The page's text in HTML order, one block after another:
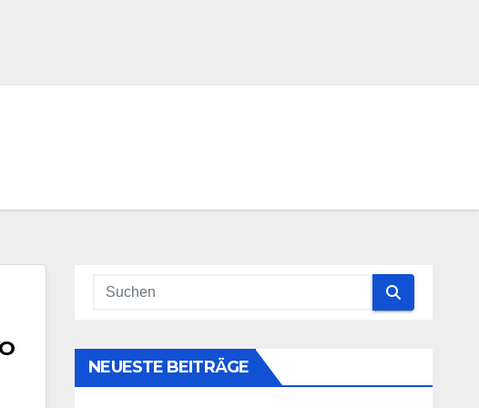
NEUESTE BEITRÄGE